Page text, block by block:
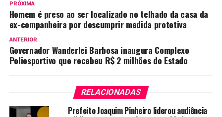
PRÓXIMA
Homem é preso ao ser localizado no telhado da casa da
ex-companheira por descumprir medida protetiva
ANTERIOR
Governador Wanderlei Barbosa inaugura Complexo
Poliesportivo que recebeu R$ 2 milhões do Estado
RELACIONADAS
Prefeito Joaquim Pinheiro liderou audiência